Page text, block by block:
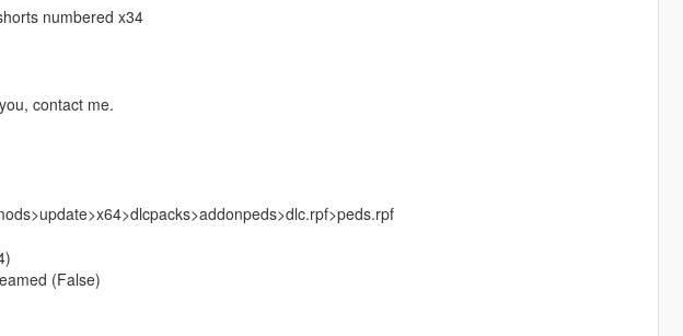
numbered x34
contact me.
(False)